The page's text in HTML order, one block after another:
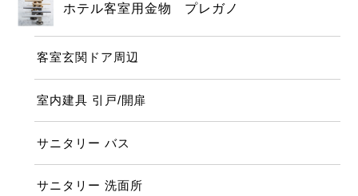
ホテル客室用金物 プレガノ
客室玄関ドア周辺
室内建具 引戸/開扉
サニタリー バス
サニタリー 洗面所